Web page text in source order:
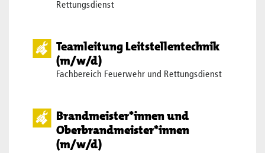
Rettungsdienst
Teamleitung Leitstellentechnik
(m/w/d)
Fachbereich Feuerwehr und Rettungsdienst
Brandmeister*innen und
Oberbrandmeister*innen
(m/w/d)